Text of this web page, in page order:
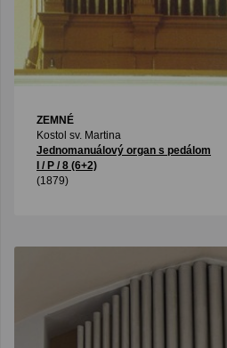
ZEMNÉ
Kostol sv. Martina
Jednomanuálový organ s pedálom
I / P / 8 (6+2)
(1879)